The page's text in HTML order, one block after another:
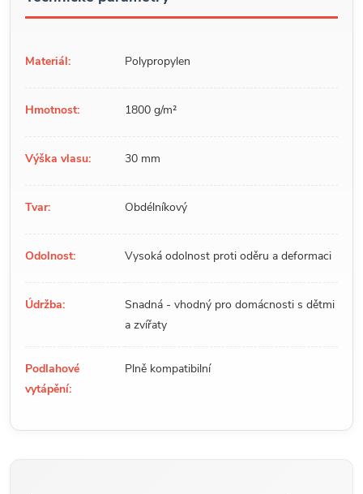
Materiál: Polypropylen
Hmotnost: 1800 g/m²
Výška vlasu: 30 mm
Tvar: Obdélníkový
Odolnost: Vysoká odolnost proti oděru a deformaci
Údržba:
Snadná - vhodný pro domácnosti s dětmi
a zvířaty
Podlahové
vytápění:
Plně kompatibilní